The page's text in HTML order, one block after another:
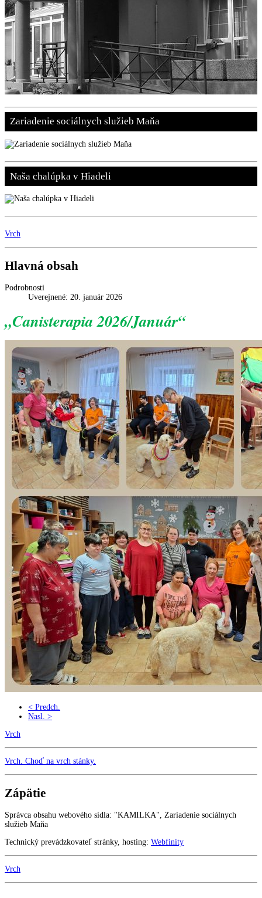
Zariadenie sociálnych služieb Maňa
Naša chalúpka v Hiadeli
Vrch
Hlavná obsah
Podrobnosti
Uverejnené: 20. január 2026
„Canisterapia 2026/Január“
< Predch.
Nasl. >
Vrch
Vrch. Choď na vrch stánky.
Zápätie
Správca obsahu webového sídla: "KAMILKA", Zariadenie sociálnych
služieb Maňa
Technický prevádzkovateľ stránky, hosting: Webfinity
Vrch